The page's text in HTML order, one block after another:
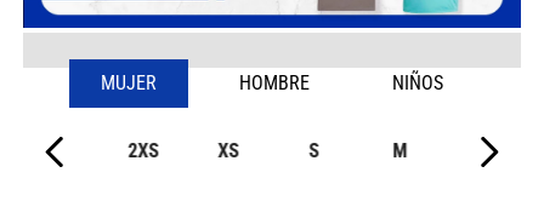
MUJER HOMBRE NIÑOS
2XS XS S M